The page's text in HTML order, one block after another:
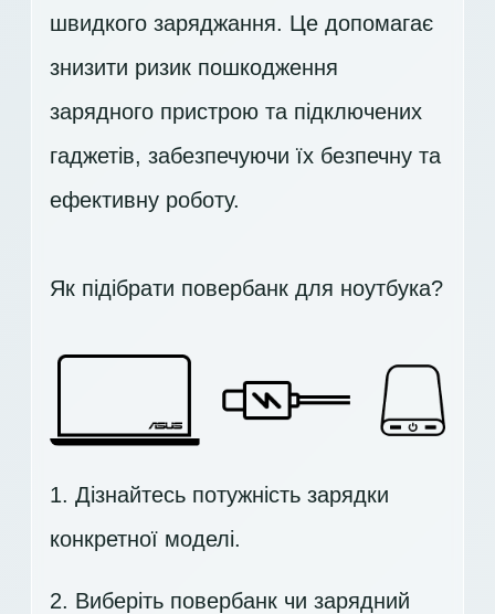
швидкого заряджання. Це допомагає
знизити ризик пошкодження
зарядного пристрою та підключених
гаджетів, забезпечуючи їх безпечну та
ефективну роботу.
Як підібрати повербанк для ноутбука?
1. Дізнайтесь потужність зарядки
конкретної моделі.
2. Виберіть повербанк чи зарядний